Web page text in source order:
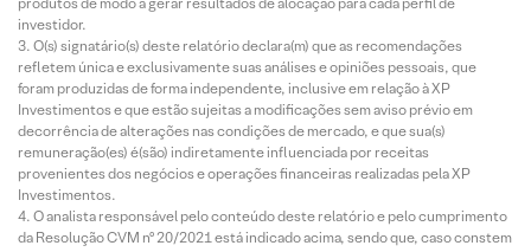
investidor.
O(s) signatário(s) deste relatório declara(m) que as recomendações
refletem única e exclusivamente suas análises e opiniões pessoais, que
foram produzidas de forma independente, inclusive em relação à XP
Investimentos e que estão sujeitas a modificações sem aviso prévio em
decorrência de alterações nas condições de mercado, e que sua(s)
remuneração(es) é(são) indiretamente influenciada por receitas
provenientes dos negócios e operações financeiras realizadas pela XP
Investimentos.
O analista responsável pelo conteúdo deste relatório e pelo cumprimento
da Resolução CVM nº 20/2021 está indicado acima, sendo que, caso constem